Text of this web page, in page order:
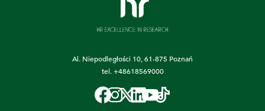
Al. Niepodległości 10, 61-875 Poznań
tel.+48618569000